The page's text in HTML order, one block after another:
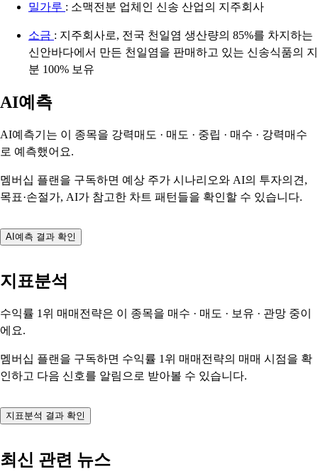
밀가루 : 소맥전분 업체인 신송 산업의 지주회사
소금 : 지주회사로, 전국 천일염 생산량의 85%를 차지하는
신안바다에서 만든 천일염을 판매하고 있는 신송식품의 지
분 100% 보유
AI예측
AI예측기는 이 종목을 강력매도 · 매도 · 중립 · 매수 · 강력매수
로 예측했어요.
멤버십 플랜을 구독하면 예상 주가 시나리오와 AI의 투자의견,
목표·손절가, AI가 참고한 차트 패턴들을 확인할 수 있습니다.
AI예측 결과 확인
지표분석
수익률 1위 매매전략은 이 종목을 매수 · 매도 · 보유 · 관망 중이
에요.
멤버십 플랜을 구독하면 수익률 1위 매매전략의 매매 시점을 확
인하고 다음 신호를 알림으로 받아볼 수 있습니다.
지표분석 결과 확인
최신 관련 뉴스